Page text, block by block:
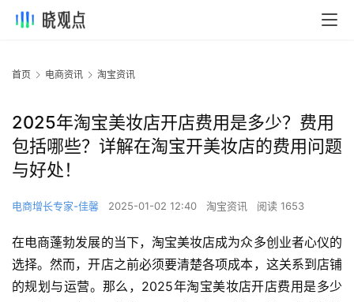
首页 电商资讯 淘宝资讯
2025年淘宝美妆店开店费用是多少？费用
包括哪些？详解在淘宝开美妆店的费用问题
与好处！
电商增长专家-佳馨 2025-01-02 12:40 淘宝资讯 阅读 1653
在电商蓬勃发展的当下，淘宝美妆店成为众多创业者心仪的
选择。然而，开店之前必须要清楚各项成本，这关系到店铺
的规划与运营。那么，2025年淘宝美妆店开店费用是多少